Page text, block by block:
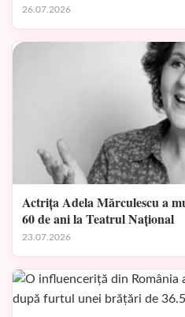
26.07.2026
Actrița Adela Mărculescu a
60 de ani la Teatrul Național
23.07.2026